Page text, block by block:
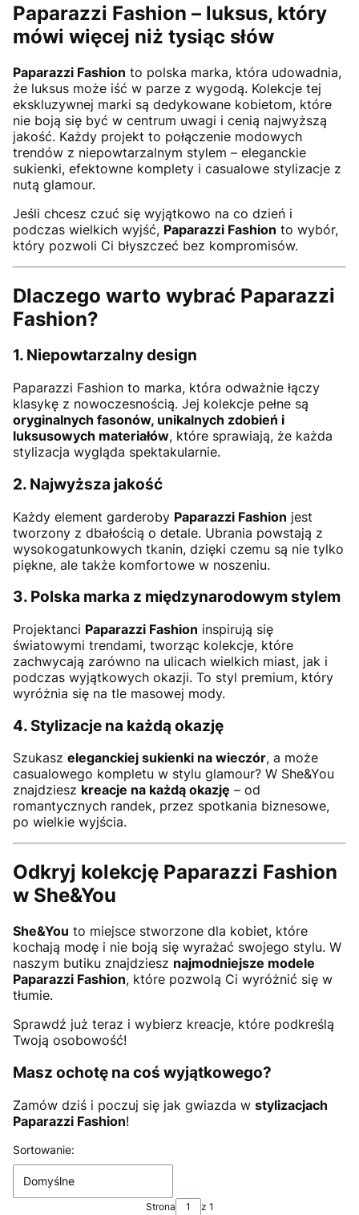
Paparazzi Fashion – luksus, który
mówi więcej niż tysiąc słów
Paparazzi Fashion to polska marka, która udowadnia,
że luksus może iść w parze z wygodą. Kolekcje tej
ekskluzywnej marki są dedykowane kobietom, które
nie boją się być w centrum uwagi i cenią najwyższą
jakość. Każdy projekt to połączenie modowych
trendów z niepowtarzalnym stylem – eleganckie
sukienki, efektowne komplety i casualowe stylizacje z
nutą glamour.
Jeśli chcesz czuć się wyjątkowo na co dzień i
podczas wielkich wyjść, Paparazzi Fashion to wybór,
który pozwoli Ci błyszczeć bez kompromisów.
Dlaczego warto wybrać Paparazzi
Fashion?
1. Niepowtarzalny design
Paparazzi Fashion to marka, która odważnie łączy
klasykę z nowoczesnością. Jej kolekcje pełne są
oryginalnych fasonów, unikalnych zdobień i
luksusowych materiałów, które sprawiają, że każda
stylizacja wygląda spektakularnie.
2. Najwyższa jakość
Każdy element garderoby Paparazzi Fashion jest
tworzony z dbałością o detale. Ubrania powstają z
wysokogatunkowych tkanin, dzięki czemu są nie tylko
piękne, ale także komfortowe w noszeniu.
3. Polska marka z międzynarodowym stylem
Projektanci Paparazzi Fashion inspirują się
światowymi trendami, tworząc kolekcje, które
zachwycają zarówno na ulicach wielkich miast, jak i
podczas wyjątkowych okazji. To styl premium, który
wyróżnia się na tle masowej mody.
4. Stylizacje na każdą okazję
Szukasz eleganckiej sukienki na wieczór, a może
casualowego kompletu w stylu glamour? W She&You
znajdziesz kreacje na każdą okazję – od
romantycznych randek, przez spotkania biznesowe,
po wielkie wyjścia.
Odkryj kolekcję Paparazzi Fashion
w She&You
She&You to miejsce stworzone dla kobiet, które
kochają modę i nie boją się wyrażać swojego stylu. W
naszym butiku znajdziesz najmodniejsze modele
Paparazzi Fashion, które pozwolą Ci wyróżnić się w
tłumie.
Sprawdź już teraz i wybierz kreacje, które podkreślą
Twoją osobowość!
Masz ochotę na coś wyjątkowego?
Zamów dziś i poczuj się jak gwiazda w stylizacjach
Paparazzi Fashion!
Lista produktów
Sortowanie:
Domyślne
Strona z 1